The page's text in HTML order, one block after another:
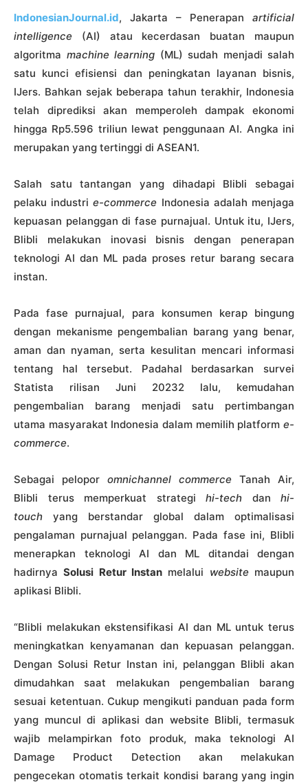
IndonesianJournal.id, Jakarta – Penerapan artificial
intelligence (AI) atau kecerdasan buatan maupun
algoritma machine learning (ML) sudah menjadi salah
satu kunci efisiensi dan peningkatan layanan bisnis,
IJers. Bahkan sejak beberapa tahun terakhir, Indonesia
telah diprediksi akan memperoleh dampak ekonomi
hingga Rp5.596 triliun lewat penggunaan AI. Angka ini
merupakan yang tertinggi di ASEAN1.
Salah satu tantangan yang dihadapi Blibli sebagai
pelaku industrie-commerce Indonesia adalah menjaga
kepuasan pelanggan di fase purnajual. Untuk itu, IJers,
Blibli melakukan inovasi bisnis dengan penerapan
teknologi AI dan ML pada proses retur barang secara
instan.
Pada fase purnajual, para konsumen kerap bingung
dengan mekanisme pengembalian barang yang benar,
aman dan nyaman, serta kesulitan mencari informasi
tentang hal tersebut. Padahal berdasarkan survei
Statista rilisan Juni 20232 lalu, kemudahan
pengembalian barang menjadi satu pertimbangan
utama masyarakat Indonesia dalam memilih platform e-
commerce.
Sebagai pelopor omnichannel commerce Tanah Air,
Blibli terus memperkuat strategi hi-tech dan hi-
touch yang berstandar global dalam optimalisasi
pengalaman purnajual pelanggan. Pada fase ini, Blibli
menerapkan teknologi AI dan ML ditandai dengan
hadirnyaSolusi Retur Instan melalui websitemaupun
aplikasi Blibli.
“Blibli melakukan ekstensifikasi AI dan ML untuk terus
meningkatkan kenyamanan dan kepuasan pelanggan.
Dengan Solusi Retur Instan ini, pelanggan Blibli akan
dimudahkan saat melakukan pengembalian barang
sesuai ketentuan. Cukup mengikuti panduan pada form
yang muncul di aplikasi dan website Blibli, termasuk
wajib melampirkan foto produk, maka teknologi AI
Damage Product Detection akan melakukan
pengecekan otomatis terkait kondisi barang yang ingin